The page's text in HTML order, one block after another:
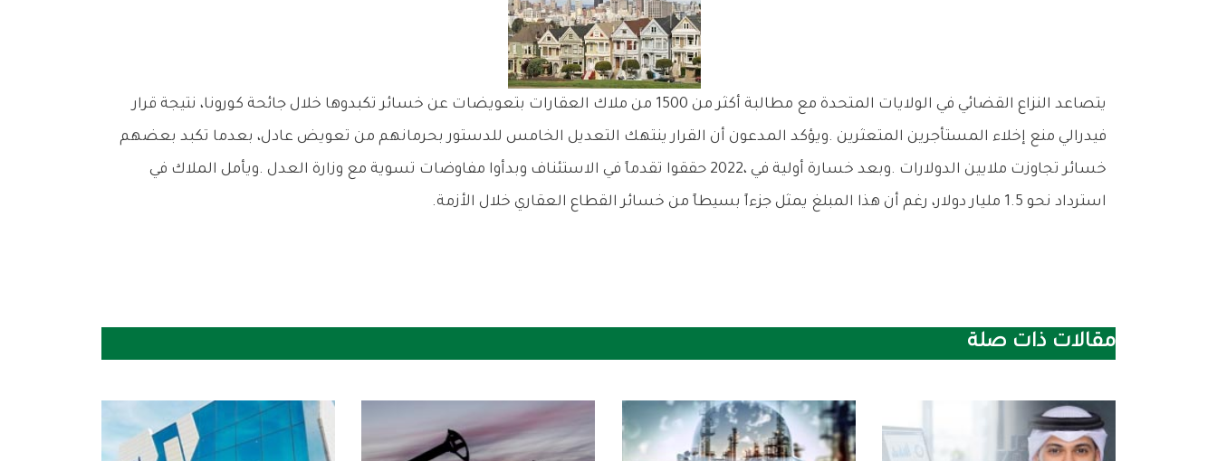
‬استرداد‭ ‬نحو‭ ‬1‭.‬5‭ ‬مليار‭ ‬دولار،‭ ‬رغم‭ ‬أن‭ ‬هذا‭ ‬المبلغ‭ ‬يمثل‭ ‬جزءاً‭ ‬بسيطاً‭ ‬من‭ ‬خسائر‭ ‬القطاع‭ ‬العقاري‭ ‬خلال‭ ‬الأزمة‭.‬
مقالات ذات صلة